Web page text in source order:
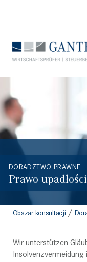
GANTEFÜHRER
DORADZTWO PRAWNE
Prawo
Obszar konsultacji /
Wir unterstützen